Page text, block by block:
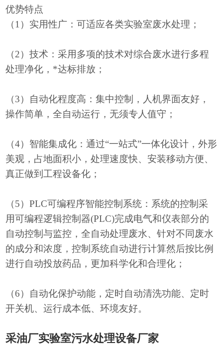
优势特点
（1）实用性广：可适应各类实验室废水处理；
（2）技术：采用多项的技术对综合废水进行多程
处理净化，*达标排放；
（3）自动化程度高：集中控制，人机界面友好，
操作简单，全自动运行，无须专人值守；
（4）智能集成化：通过“一站式”一体化设计，外形
美观，占地面积小，处理速度快、安装移动方便、
真正做到工程设备化；
（5）PLC可编程序智能控制系统：系统的控制采
用可编程逻辑控制器(PLC)完成电气和仪表部分的
自动控制与监控，全自动处理废水、针对不同废水
的成分和浓度，控制系统自动进行计算然后按比例
进行自动投放药品，更加科学化和合理化；
（6）自动化保护动能，定时自动清洗功能、定时
开关机、运行成本低、环境友好。
采油厂实验室污水处理设备厂家